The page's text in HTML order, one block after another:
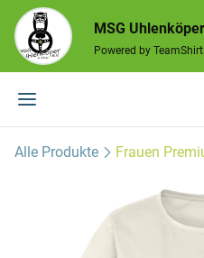
MSG
Powered by
Alle Produkte Frauen